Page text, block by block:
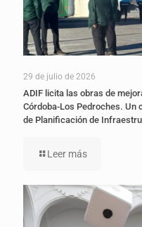
29 de julio de 2026
ADIF licita las obras de
Córdoba-Los Pedroches. Un
de Planificación de
Leer más